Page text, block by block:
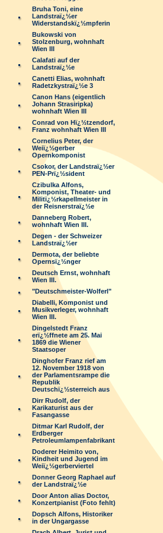
Bruha Toni, eine
Landstraï¿½er
Widerstandskï¿½mpferin
Bukowski von
Stolzenburg, wohnhaft
Wien III
Calafati auf der
Landstraï¿½e
Canetti Elias, wohnhaft
Radetzkystraï¿½e 3
Canon Hans (eigentlich
Johann Strasiripka)
wohnhaft Wien III
Conrad von Hï¿½tzendorf,
Franz wohnhaft Wien III
Cornelius Peter, der
Weiï¿½gerber
Opernkomponist
Csokor, der Landstraï¿½er
PEN-Prï¿½sident
Czibulka Alfons,
Komponist, Theater- und
Militï¿½rkapellmeister in
der Reisnerstraï¿½e
Danneberg Robert,
wohnhaft Wien III.
Degen - der Schweizer
Landstraï¿½er
Dermota, der beliebte
Opernsï¿½nger
Deutsch Ernst, wohnhaft
Wien III.
"Deutschmeister-Wolferl"
Diabelli, Komponist und
Musikverleger, wohnhaft
Wien III.
Dingelstedt Franz
erï¿½ffnete am 25. Mai
1869 die Wiener
Staatsoper
Dinghofer Franz rief am
12. November 1918 von
der Parlamentsrampe die
Republik
Deutschï¿½sterreich aus
Dirr Rudolf, der
Karikaturist aus der
Fasangasse
Ditmar Karl Rudolf, der
Erdberger
Petroleumlampenfabrikant
Doderer Heimito von,
Kindheit und Jugend im
Weiï¿½gerberviertel
Donner Georg Raphael auf
der Landstraï¿½e
Door Anton alias Doctor,
Konzertpianist (Foto fehlt)
Dopsch Alfons, Historiker
in der Ungargasse